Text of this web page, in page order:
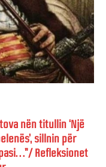
nën titullin ‘Një
sillnin për
Refleksionet